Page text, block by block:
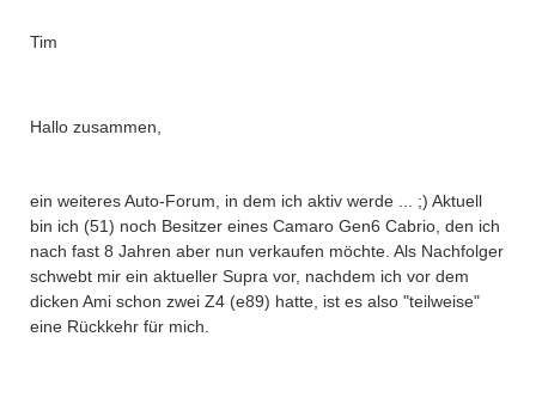
Tim
Hallo zusammen,
ein weiteres Auto-Forum, in dem ich aktiv werde ... ;) Aktuell
bin ich (51) noch Besitzer eines Camaro Gen6 Cabrio, den ich
nach fast 8 Jahren aber nun verkaufen möchte. Als Nachfolger
schwebt mir ein aktueller Supra vor, nachdem ich vor dem
dicken Ami schon zwei Z4 (e89) hatte, ist es also "teilweise"
eine Rückkehr für mich.